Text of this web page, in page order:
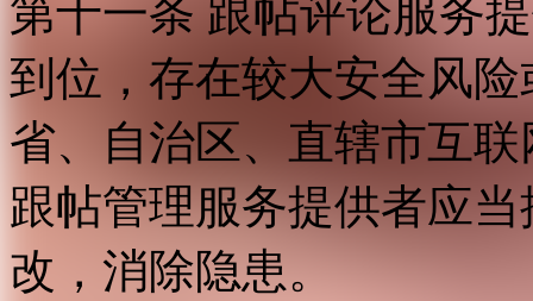
第十一条 跟帖评论服务
到位，存在较大安全风
省、自治区、直辖市互
跟帖管理服务提供者应
改，消除隐患。